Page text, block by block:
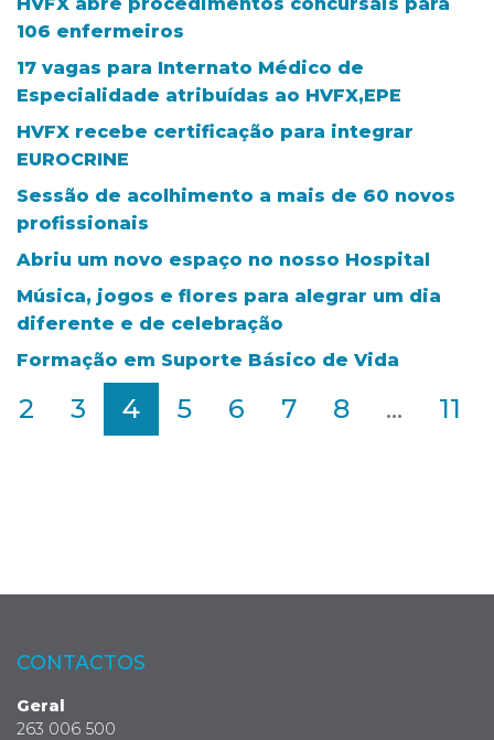
106 enfermeiros
17 vagas para Internato Médico de
Especialidade atribuídas ao HVFX,EPE
HVFX recebe certificação para integrar
EUROCRINE
Sessão de acolhimento a mais de 60 novos
profissionais
Abriu um novo espaço no nosso Hospital
Música, jogos e flores para alegrar um dia
diferente e de celebração
Formação em Suporte Básico de Vida
2 3 4 5 6 7 8 ... 11
CONTACTOS
Geral
263 006 500